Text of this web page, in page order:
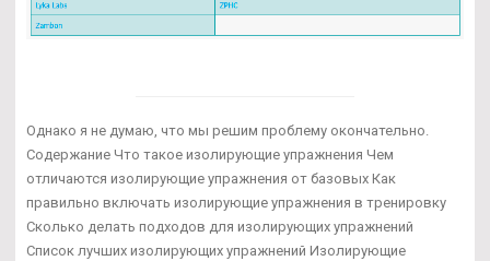
Однако я не думаю, что мы решим проблему окончательно.
Содержание Что такое изолирующие упражнения Чем
отличаются изолирующие упражнения от базовых Как
правильно включать изолирующие упражнения в тренировку
Сколько делать подходов для изолирующих упражнений
Список лучших изолирующих упражнений Изолирующие